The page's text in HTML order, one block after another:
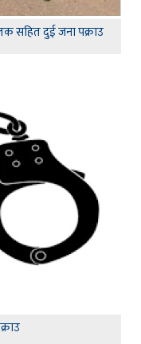
सहित दुई जना पक्राउ